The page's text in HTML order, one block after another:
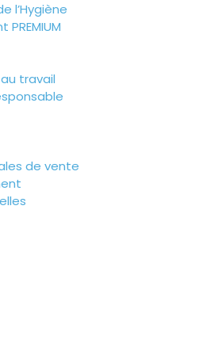
l’Hygiène
travail
de vente